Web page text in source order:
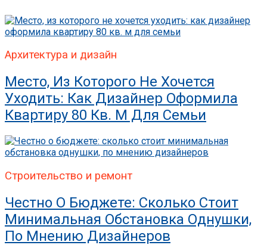
Архитектура и дизайн
Место, Из Которого Не Хочется
Уходить: Как Дизайнер Оформила
Квартиру 80 Кв. М Для Семьи
Строительство и ремонт
Честно О Бюджете: Сколько Стоит
Минимальная Обстановка Однушки,
По Мнению Дизайнеров